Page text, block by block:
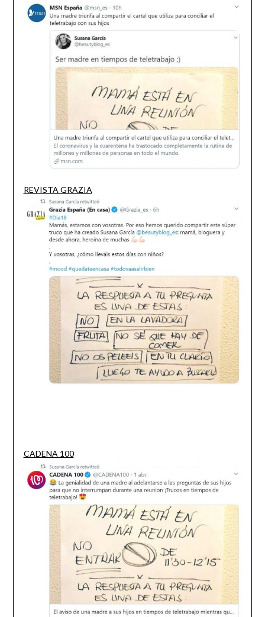
REVISTA GRAZIA
CADENA 100